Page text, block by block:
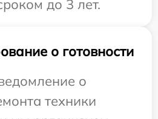
до 3 лет.
о готовности
о
техники